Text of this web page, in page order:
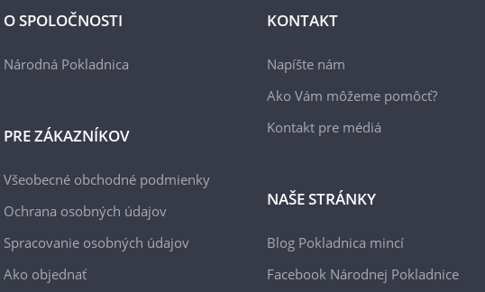
O SPOLOČNOSTI
Národná Pokladnica
PRE ZÁKAZNÍKOV
Všeobecné obchodné podmienky
Ochrana osobných údajov
Spracovanie osobných údajov
Ako objednať
KONTAKT
Napíšte nám
Ako Vám môžeme pomôcť?
Kontakt pre médiá
NAŠE STRÁNKY
Blog Pokladnica mincí
Facebook Národnej Pokladnice